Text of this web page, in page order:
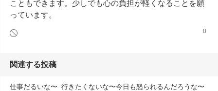
こともできます。少しでも心の負担が軽くなることを願
っています。
0
関連する投稿
仕事だるいな〜  行きたくないな〜今日も怒られるんだろうな〜